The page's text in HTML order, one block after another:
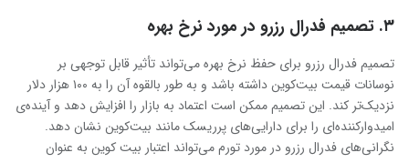
۳. تصمیم فدرال رزرو در مورد نرخ بهره
تصمیم فدرال رزرو برای حفظ نرخ بهره‌ می‌تواند تأثیر قابل توجهی بر
نوسانات قیمت بیت‌کوین داشته باشد و به طور بالقوه آن را به ۱۰۰ هزار دلار
نزدیک‌تر کند. این تصمیم ممکن است اعتماد به بازار را افزایش دهد و آینده‌ی
امیدوارکننده‌ای را برای دارایی‌های پرریسک مانند بیت‌کوین نشان دهد.
نگرانی‌های فدرال رزرو در مورد تورم می‌تواند اعتبار بیت ‌کوین به عنوان